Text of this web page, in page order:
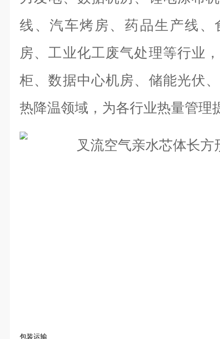
线、汽车烤房、药品生产线、
房、工业化工废气处理等行业
柜、数据中心机房、储能光伏
热降温领域，为各行业热量管理
包装运输